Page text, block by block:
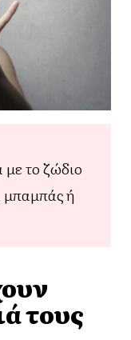
το ζώδιο
μπαμπάς ή
τους